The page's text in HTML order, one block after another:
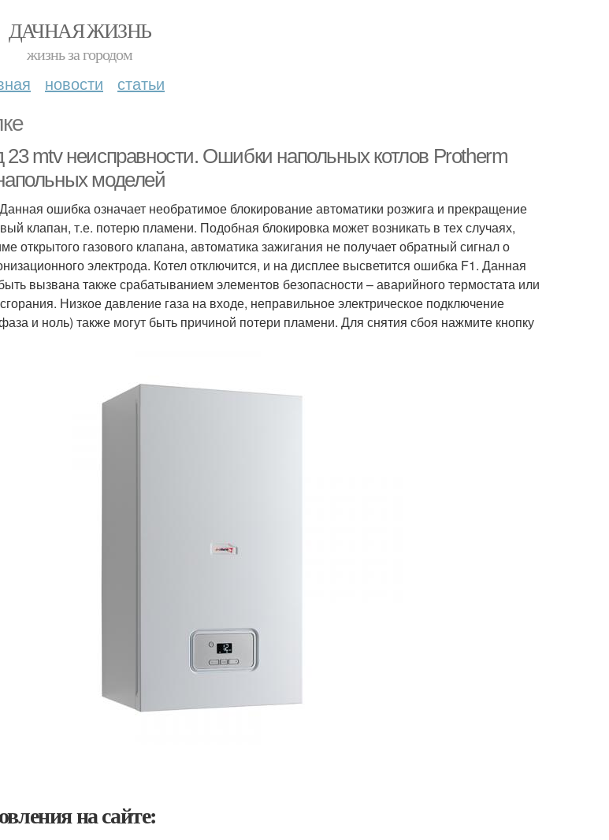
ДАЧНАЯ ЖИЗНЬ
жизнь за городом
новости статьи
23 mtv неисправности. Ошибки напольных котлов Protherm
моделей
ошибка означает необратимое блокирование автоматики розжига и прекращение
клапан, т.е. потерю пламени. Подобная блокировка может возникать в тех случаях,
открытого газового клапана, автоматика зажигания не получает обратный сигнал о
электрода. Котел отключится, и на дисплее высветится ошибка F1. Данная
вызвана также срабатыванием элементов безопасности – аварийного термостата или
Низкое давление газа на входе, неправильное электрическое подключение
и ноль) также могут быть причиной потери пламени. Для снятия сбоя нажмите кнопку
на сайте: